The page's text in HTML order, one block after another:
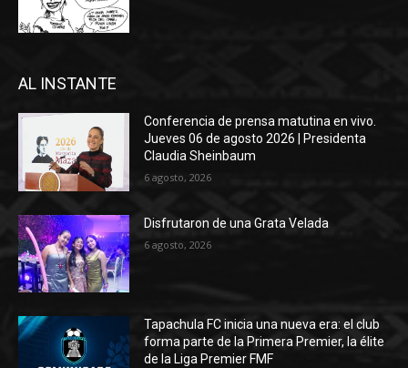
AL INSTANTE
Conferencia de prensa matutina en vivo.
Jueves 06 de agosto 2026 | Presidenta
Claudia Sheinbaum
6 agosto, 2026
Disfrutaron de una Grata Velada
6 agosto, 2026
Tapachula FC inicia una nueva era: el club
forma parte de la Primera Premier, la élite
de la Liga Premier FMF